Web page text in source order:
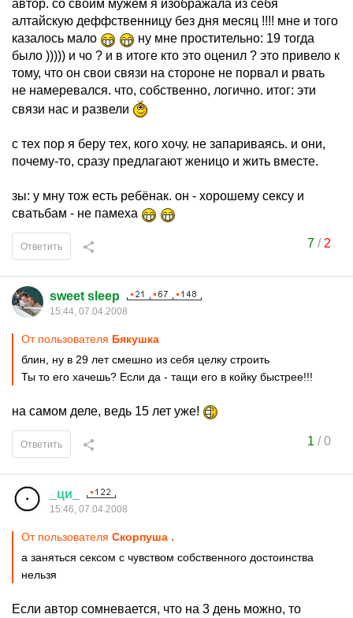
автор. со своим мужем я изображала из себя
алтайскую деффственницу без дня месяц !!!! мне и того
казалось мало
ну мне простительно: 19 тогда
было ))))) и чо ? и в итоге кто это оценил ? это привело к
тому, что он свои связи на стороне не порвал и рвать
не намеревался. что, собственно, логично. итог: эти
связи нас и развели
с тех пор я беру тех, кого хочу. не запариваясь. и они,
почему-то, сразу предлагают женицо и жить вместе.
зы: у мну тож есть ребёнак. он - хорошему сексу и
сватьбам - не памеха
7/ 2
Ответить
sweet sleep
15:44, 07.04.2008
От пользователя Бякушка
блин, ну в 29 лет смешно из себя целку строить
Ты то его хачешь? Если да - тащи его в койку быстрее!!!
на самом деле, ведь 15 лет уже!
1 /0
Ответить
ци
15:46, 07.04.2008
От пользователя Скорпуша .
а заняться сексом с чувством собственного достоинства
нельзя
Если автор сомневается, что на 3 день можно, то